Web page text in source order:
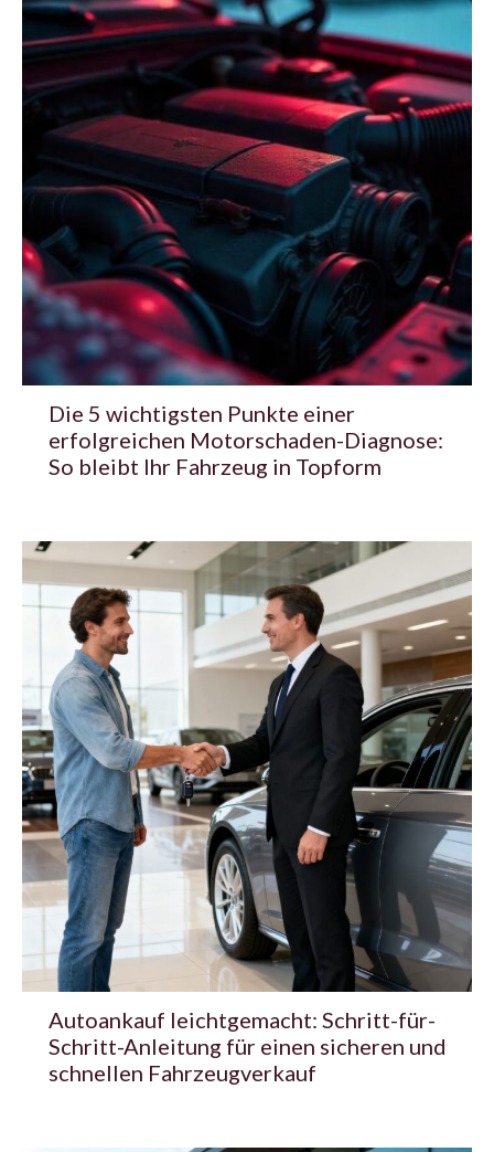
Die 5 wichtigsten Punkte einer
erfolgreichen Motorschaden-Diagnose:
So bleibt Ihr Fahrzeug in Topform
Autoankauf leichtgemacht: Schritt-für-
Schritt-Anleitung für einen sicheren und
schnellen Fahrzeugverkauf